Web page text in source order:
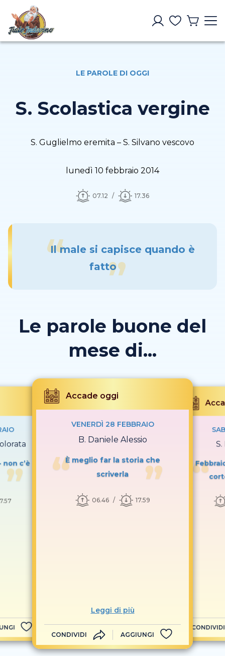
LE PAROLE DI OGGI
S. Scolastica vergine
S. Guglielmo eremita – S. Silvano vescovo
lunedì 10 febbraio 2014
07.12 17.36
Il male si capisce quando è
fatto
Le parole buone del
mese di...
non c’è
Accade oggi
VENERDÌ 28 FEBBRAIO
B. Daniele Alessio
È meglio far la storia che
scriverla
06.46 17.59
Leggi di più
CONDIVIDI AGGIUNGI
S.
CONDIVIDI